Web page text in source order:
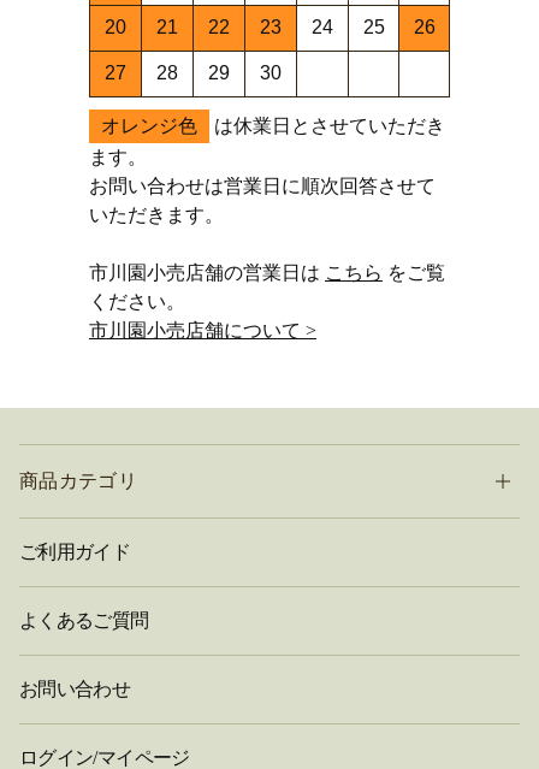
20 21 22 23 24 25 26
27 28 29 30
オレンジ色
は休業日とさせていただき
ます。
お問い合わせは営業日に順次回答させて
いただきます。
市川園小売店舗の営業日は こちら をご覧
ください。
市川園小売店舗について >
商品カテゴリ
ご利用ガイド
よくあるご質問
お問い合わせ
ログイン/マイページ